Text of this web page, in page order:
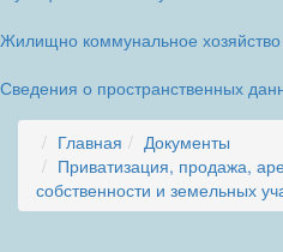
Жилищно коммунальное хозяйство
Сведения о пространственных
Главная
Документы
Приватизация, продажа,
собственности и земельных